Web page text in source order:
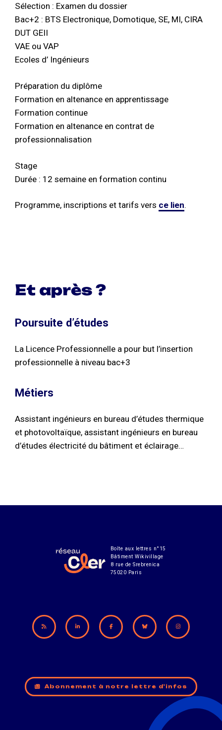
Sélection : Examen du dossier
Bac+2 : BTS Electronique, Domotique, SE, MI, CIRA
DUT GEII
VAE ou VAP
Ecoles d’ Ingénieurs
Préparation du diplôme
Formation en altenance en apprentissage
Formation continue
Formation en altenance en contrat de
professionnalisation
Stage
Durée : 12 semaine en formation continu
Programme, inscriptions et tarifs vers ce lien.
Et après ?
Poursuite d’études
La Licence Professionnelle a pour but l’insertion
professionnelle à niveau bac+3
Métiers
Assistant ingénieurs en bureau d’études thermique
et photovoltaïque, assistant ingénieurs en bureau
d’études électricité du bâtiment et éclairage…
Boîte aux lettres n°15
Bâtiment Wikivillage
8 rue de Srebrenica
75020 Paris
Abonnement à notre lettre d'infos